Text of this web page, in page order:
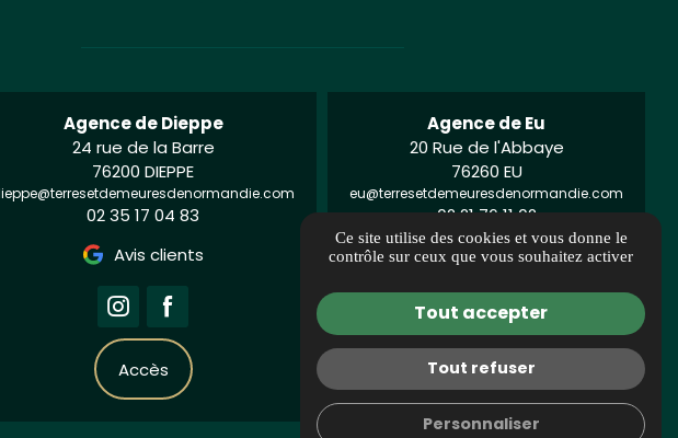
Agence de Dieppe
24 rue de la Barre
76200 DIEPPE
02 35 17 04 83
Avis clients
Accès
Agence de Eu
20 Rue de l'Abbaye
76260 EU
eu@terresetdemeuresdenormandie.com
02 21 76 11 02
Avis clients
Accès
Ce site utilise des cookies et vous donne le
contrôle sur ceux que vous souhaitez activer
Tout accepter
Tout refuser
Personnaliser